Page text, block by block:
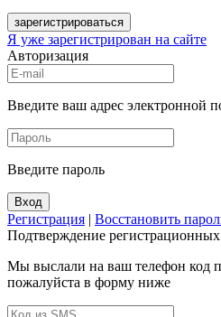
зарегистрироваться
Я уже зарегистрирован на сайте
Авторизация
Введите ваш адрес электронной
Введите пароль
Вход
Регистрация | Восстановить
Подтверждение
Мы выслали на ваш телефон код
пожалуйста в форму ниже